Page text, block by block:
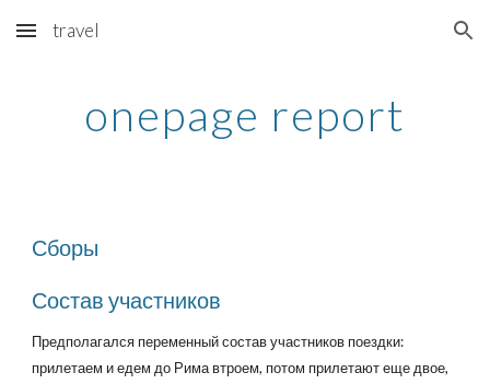
Skip to main content Skip to navigation
travel
onepage report
Сборы
Состав участников
Предполагался переменный состав участников поездки:
прилетаем и едем до Рима втроем, потом прилетают еще двое,